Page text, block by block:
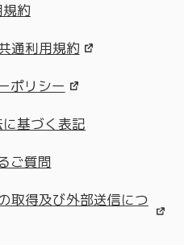
約
通利用規約
ポリシー
基づく表記
ご質問
取得及び外部送信につ